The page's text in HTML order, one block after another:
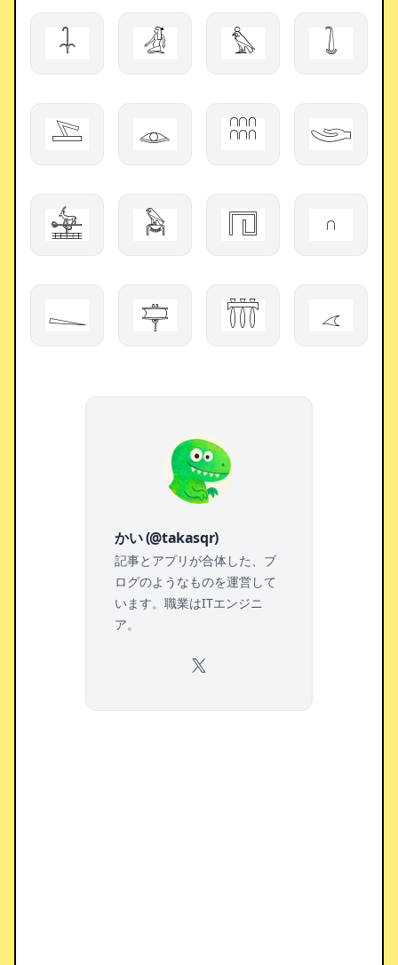
𓇑 𓁑 𓅊 𓍖
𓍅 𓁼 𓎋 𓂩
𓉇 𓅉 𓉔 𓎆
𓐘 𓊡 𓋣 𓂁
かい (@takasqr)
記事とアプリが合体した、ブ
ログのようなものを運営して
います。職業はITエンジニ
ア。
X